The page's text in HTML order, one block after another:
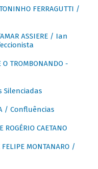
FERRAGUTTI /
ASSIERE / Ian
O TROMBONANDO -
Silenciadas
/ Confluências
ROGÉRIO CAETANO
FELIPE MONTANARO /